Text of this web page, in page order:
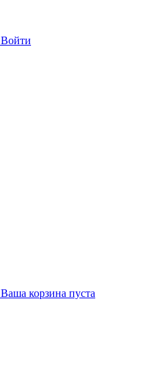
Войти
Ваша корзина пуста